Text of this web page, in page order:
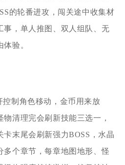
的轮番进攻，闯关途中收集材
事，单人推图、双人组队、无
验。
控制角色移动，金币用来放
清理完会刷新技能三选一，
末尾会刷新强力BOSS，水晶
多个章节，每章地图地形、怪